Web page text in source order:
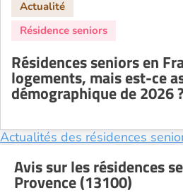
Résidences seniors en
logements, mais est-ce
démographique de 2026 ?
Actualités des résidences
Avis sur les résidences
Provence (13100)